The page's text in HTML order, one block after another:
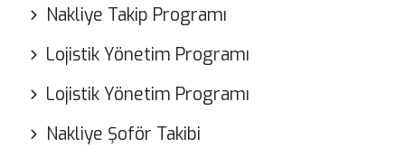
Nakliye Takip Programı
Lojistik Yönetim Programı
Lojistik Yönetim Programı
Nakliye Şoför Takibi